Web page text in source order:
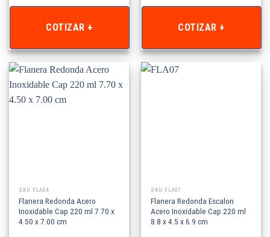
COTIZAR + COTIZAR +
SKU: FLA04
Flanera Redonda Acero
Inoxidable Cap 220 ml 7.70 x
4.50 x 7.00 cm
SKU: FLA07
Flanera Redonda Escalon
Acero Inoxidable Cap 220 ml
8.8 x 4.5 x 6.9 cm